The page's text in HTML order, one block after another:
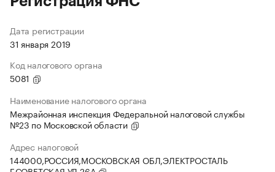
Дата регистрации
31 января 2019
Код налогового органа
5081
Наименование налогового органа
Межрайонная инспекция Федеральной налоговой службы
№23 по Московской области
Адрес налоговой
144000,РОССИЯ,МОСКОВСКАЯ ОБЛ,ЭЛЕКТРОСТАЛЬ